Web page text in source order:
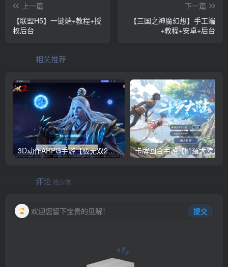
上一篇
【联盟H5】一键端+教程+授
权后台
下一篇
【三国之神魔幻想】手工端
+教程+安卓+后台
相关推荐
3D动作ARPG手游【极无双2觉醒卧龙列传版】Linux手工服务端+CDK授权后台+热更APK+安卓苹果双端+详细搭建教程
评论 抢沙发
欢迎您留下宝贵的见解！ 提交